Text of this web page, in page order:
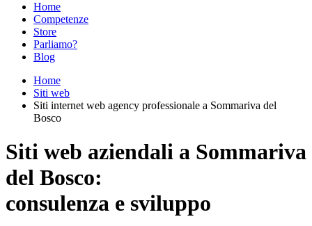
Home
Competenze
Store
Parliamo?
Blog
Home
Siti web
Siti internet web agency professionale a Sommariva del
Bosco
Siti web aziendali a Sommariva
del Bosco:
consulenza e sviluppo